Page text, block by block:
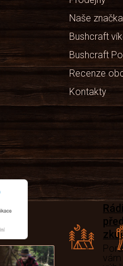
Naše
Bushcraft
Bushcraft
Recenze
Kontakty
Rádi
vám